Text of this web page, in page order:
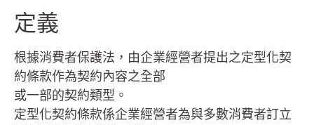
定義
根據消費者保護法，由企業經營者提出之定型化契
約條款作為契約內容之全部
或一部的契約類型。
定型化契約條款係企業經營者為與多數消費者訂立